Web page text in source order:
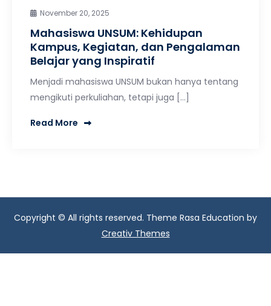
November 20, 2025
Mahasiswa UNSUM: Kehidupan
Kampus, Kegiatan, dan Pengalaman
Belajar yang Inspiratif
Menjadi mahasiswa UNSUM bukan hanya tentang
mengikuti perkuliahan, tetapi juga […]
Read More
Copyright © All rights reserved. Theme Rasa Education by
Creativ Themes